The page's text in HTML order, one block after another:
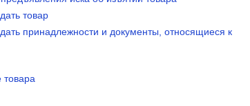
товар
принадлежности и документы, относящиеся к
товара